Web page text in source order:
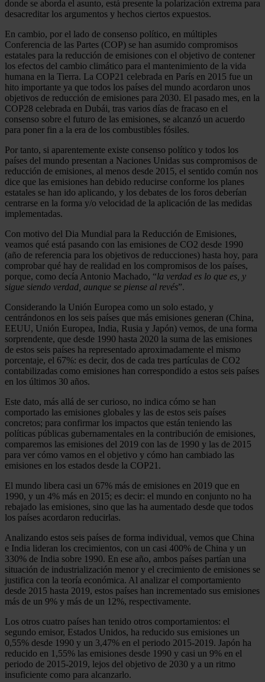
donde se aborda el asunto, está presente la polarización extrema para
desacreditar los argumentos y hechos ciertos expuestos.
En cambio, por el lado de consenso político, en múltiples
Conferencia de las Partes (COP) se han asumido compromisos
estatales para la reducción de emisiones con el objetivo de contener
los efectos del cambio climático para el mantenimiento de la vida
humana en la Tierra. La COP21 celebrada en París en 2015 fue un
hito importante ya que todos los países del mundo acordaron unos
objetivos de reducción de emisiones para 2030. El pasado mes, en la
COP28 celebrada en Dubái, tras varios días de fracaso en el
consenso sobre el futuro de las emisiones, se alcanzó un acuerdo
para poner fin a la era de los combustibles fósiles.
Por tanto, si aparentemente existe consenso político y todos los
países del mundo presentan a Naciones Unidas sus compromisos de
reducción de emisiones, al menos desde 2015, el sentido común nos
dice que las emisiones han debido reducirse conforme los planes
estatales se han ido aplicando, y los debates de los foros deberían
centrarse en la forma y/o velocidad de la aplicación de las medidas
implementadas.
Con motivo del Dia Mundial para la Reducción de Emisiones,
veamos qué está pasando con las emisiones de CO2 desde 1990
(año de referencia para los objetivos de reducciones) hasta hoy, para
comprobar qué hay de realidad en los compromisos de los países,
porque, como decía Antonio Machado, “la verdad es lo que es, y
sigue siendo verdad, aunque se piense al revés”.
Considerando la Unión Europea como un solo estado, y
centrándonos en los seis países que más emisiones generan (China,
EEUU, Unión Europea, India, Rusia y Japón) vemos, de una forma
sorprendente, que desde 1990 hasta 2020 la suma de las emisiones
de estos seis países ha representado aproximadamente el mismo
porcentaje, el 67%: es decir, dos de cada tres partículas de CO2
contabilizadas como emisiones han correspondido a estos seis países
en los últimos 30 años.
Este dato, más allá de ser curioso, no indica cómo se han
comportado las emisiones globales y las de estos seis países
concretos; para confirmar los impactos que están teniendo las
políticas públicas gubernamentales en la contribución de emisiones,
comparemos las emisiones del 2019 con las de 1990 y las de 2015
para ver cómo vamos en el objetivo y cómo han cambiado las
emisiones en los estados desde la COP21.
El mundo libera casi un 67% más de emisiones en 2019 que en
1990, y un 4% más en 2015; es decir: el mundo en conjunto no ha
rebajado las emisiones, sino que las ha aumentado desde que todos
los países acordaron reducirlas.
Analizando estos seis países de forma individual, vemos que China
e India lideran los crecimientos, con un casi 400% de China y un
330% de India sobre 1990. En ese año, ambos países partían una
situación de industrialización menor y el crecimiento de emisiones se
justifica con la teoría económica. Al analizar el comportamiento
desde 2015 hasta 2019, estos países han incrementado sus emisiones
más de un 9% y más de un 12%, respectivamente.
Los otros cuatro países han tenido otros comportamientos: el
segundo emisor, Estados Unidos, ha reducido sus emisiones un
0,55% desde 1990 y un 3,47% en el periodo 2015-2019. Japón ha
reducido en 1,55% las emisiones desde 1990 y casi un 9% en el
periodo de 2015-2019, lejos del objetivo de 2030 y a un ritmo
insuficiente como para alcanzarlo.